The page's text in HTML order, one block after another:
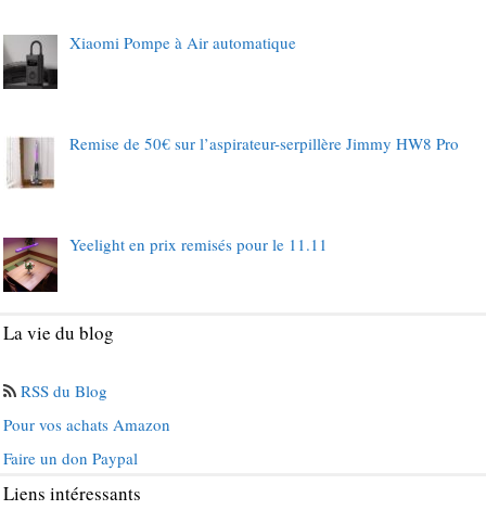
Xiaomi Pompe à Air automatique
Remise de 50€ sur l’aspirateur-serpillère Jimmy HW8 Pro
Yeelight en prix remisés pour le 11.11
La vie du blog
RSS du Blog
Pour vos achats Amazon
Faire un don Paypal
Liens intéressants